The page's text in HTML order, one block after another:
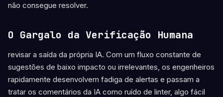
não consegue resolver.
O Gargalo da Verificação Humana
revisar a saída da própria IA. Com um fluxo constante de
sugestões de baixo impacto ou irrelevantes, os engenheiros
rapidamente desenvolvem fadiga de alertas e passam a
tratar os comentários da IA como ruído de linter, algo fácil